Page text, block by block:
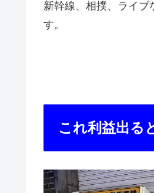
新幹線、相撲、ライブ
す。
これ利益出る